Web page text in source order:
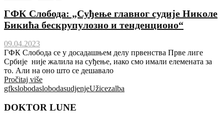
ГФК Слобода: „Суђење главног судије Николе
Бикића бескрупулозно и тенденционо“
09.04.2023
ГФК Слобода се у досадашњем делу првенства Прве лиге
Србије није жалила на суђење, иако смо имали елемената за
то. Али на оно што се дешавало
Pročitaj više
gfkslobodaslobodasudjenjeUžicezalba
DOKTOR LUNE